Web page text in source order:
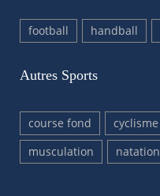
football handball
Autres Sports
course fond cyclisme
musculation
natation